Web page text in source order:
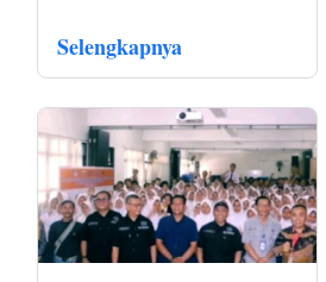
Selengkapnya